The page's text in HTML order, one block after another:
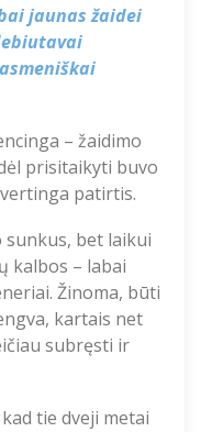
jaunasžaidei
– žaidimo
prisitaikyti buvo
patirtis.
sunkus, bet laikui
kalbos – labai
Žinoma, būti
kartais net
subręsti ir
tie dveji metai